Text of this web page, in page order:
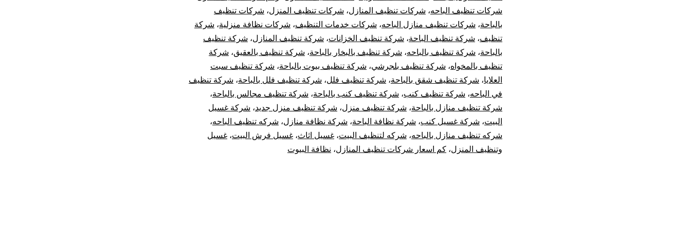
شركات تنظيف الباحه، شركات تنظيف المنازل، شركات تنظيف المنزل، شركات تنظيف
بالباحة، شركات تنظيف منازل الباحه، شركات خدمات التنظيف، شركات نظافة منزلية، شركة
تنظيف، شركة تنظيف الباحة، شركة تنظيف الخزانات، شركة تنظيف المنازل، شركة تنظيف
بالباحة، شركة تنظيف بالباحه، شركة تنظيف بالبخار بالباحة، شركة تنظيف بالعقيق، شركة
تنظيف بالمخواه، شركة تنظيف بلجرشي، شركة تنظيف بيوت بالباحة، شركة تنظيف سبت
العلايا، شركة تنظيف شقق بالباحة، شركة تنظيف فلل، شركة تنظيف فلل بالباحة، شركة تنظيف
في الباحه، شركة تنظيف كنب، شركة تنظيف كنب بالباحة، شركة تنظيف مجالس بالباحة،
شركة تنظيف منازل بالباحة، شركة تنظيف منزل، شركة تنظيف منزل جديد، شركة غسيل
البيت، شركة غسيل كنب، شركة نظافة الباحة، شركة نظافة منازل، شركه تنظيف الباحه،
شركه تنظيف منازل بالباحه، شركه لتنظيف البيت، غسيل اثاث، غسيل فرش البيت، غسيل
وتنظيف المنزل، كم اسعار شركات تنظيف المنازل، نظافة البيوت